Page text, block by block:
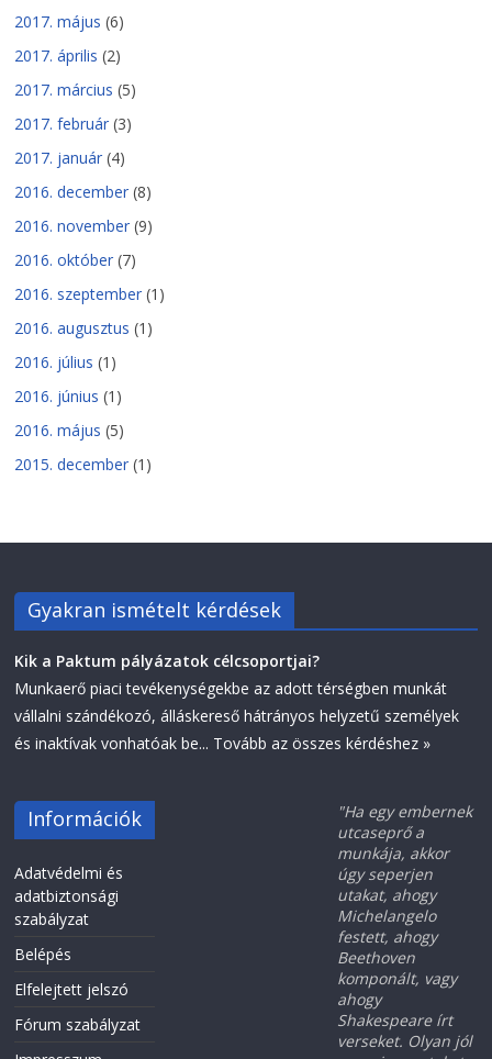
2017. május (6)
2017. április (2)
2017. március (5)
2017. február (3)
2017. január (4)
2016. december (8)
2016. november (9)
2016. október (7)
2016. szeptember (1)
2016. augusztus (1)
2016. július (1)
2016. június (1)
2016. május (5)
2015. december (1)
Gyakran ismételt kérdések
Kik a Paktum pályázatok célcsoportjai?
Munkaerő piaci tevékenységekbe az adott térségben munkát
vállalni szándékozó, álláskereső hátrányos helyzetű személyek
és inaktívak vonhatóak be... Tovább az összes kérdéshez »
Információk
Adatvédelmi és
adatbiztonsági
szabályzat
Belépés
Elfelejtett jelszó
Fórum szabályzat
"Ha egy embernek
utcaseprő a
munkája, akkor
úgy seperjen
utakat, ahogy
Michelangelo
festett, ahogy
Beethoven
komponált, vagy
ahogy
Shakespeare írt
verseket. Olyan jól